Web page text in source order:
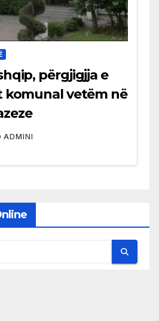
përgjigjja e
vetëm në
ADMINI